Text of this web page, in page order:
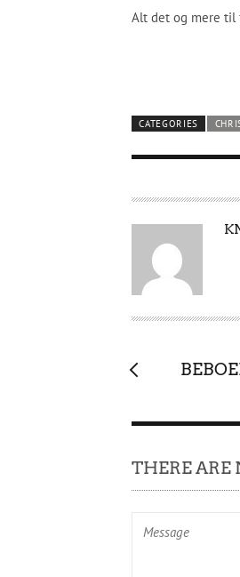
Alt det og mere til
CATEGORIES
A
O
THERE ARE